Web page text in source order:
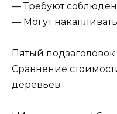
— Требуют
— Могут
Пятый подзаголовок
Сравнение
деревьев